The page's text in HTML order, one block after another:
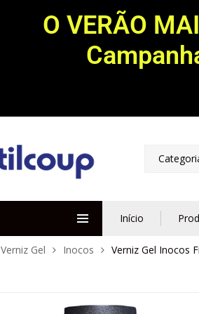
O VERÃO
Início
Verniz Gel Inocos Verniz Gel Inocos